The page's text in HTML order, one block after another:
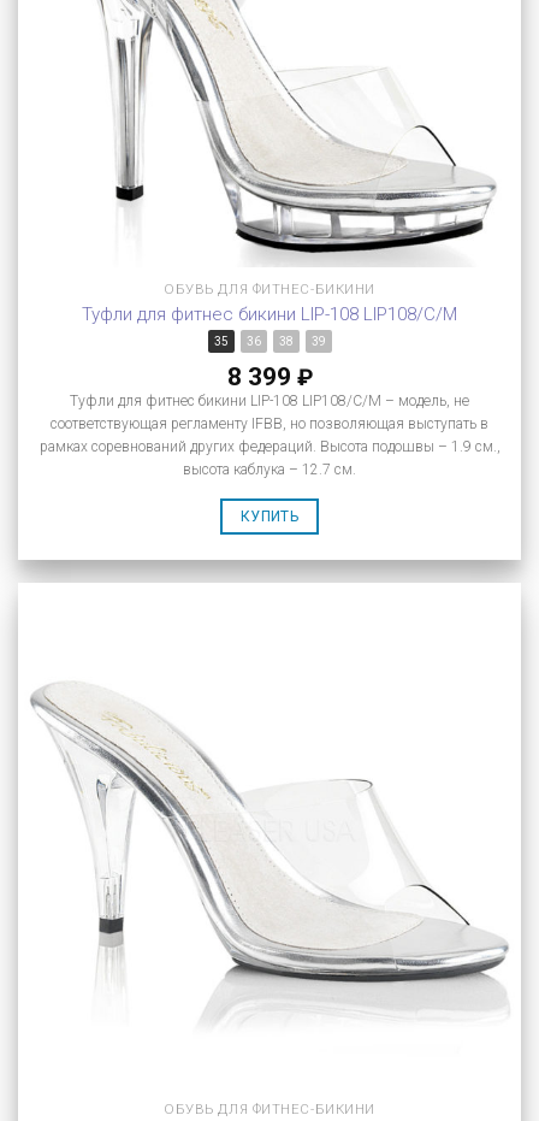
ОБУВЬ ДЛЯ ФИТНЕС-БИКИНИ
Туфли для фитнес бикини LIP-108 LIP108/C/M
35 36 38 39
8 399 ₽
Туфли для фитнес бикини LIP-108 LIP108/C/M – модель, не
соответствующая регламенту IFBB, но позволяющая выступать в
рамках соревнований других федераций. Высота подошвы – 1.9 см.,
высота каблука – 12.7 см.
КУПИТЬ
ОБУВЬ ДЛЯ ФИТНЕС-БИКИНИ